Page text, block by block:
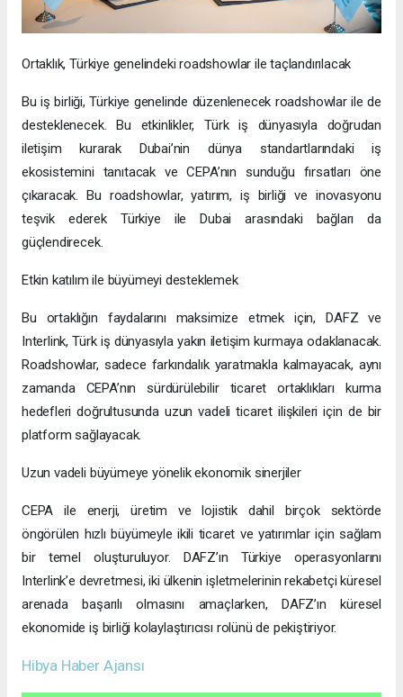
Ortaklık, Türkiye genelindeki roadshowlar ile taçlandırılacak
Bu iş birliği, Türkiye genelinde düzenlenecek roadshowlar ile de
desteklenecek. Bu etkinlikler, Türk iş dünyasıyla doğrudan
iletişim kurarak Dubai’nin dünya standartlarındaki iş
ekosistemini tanıtacak ve CEPA’nın sunduğu fırsatları öne
çıkaracak. Bu roadshowlar, yatırım, iş birliği ve inovasyonu
teşvik ederek Türkiye ile Dubai arasındaki bağları da
güçlendirecek.
Etkin katılım ile büyümeyi desteklemek
Bu ortaklığın faydalarını maksimize etmek için, DAFZ ve
Interlink, Türk iş dünyasıyla yakın iletişim kurmaya odaklanacak.
Roadshowlar, sadece farkındalık yaratmakla kalmayacak, aynı
zamanda CEPA’nın sürdürülebilir ticaret ortaklıkları kurma
hedefleri doğrultusunda uzun vadeli ticaret ilişkileri için de bir
platform sağlayacak.
Uzun vadeli büyümeye yönelik ekonomik sinerjiler
CEPA ile enerji, üretim ve lojistik dahil birçok sektörde
öngörülen hızlı büyümeyle ikili ticaret ve yatırımlar için sağlam
bir temel oluşturuluyor. DAFZ’ın Türkiye operasyonlarını
Interlink’e devretmesi, iki ülkenin işletmelerinin rekabetçi küresel
arenada başarılı olmasını amaçlarken, DAFZ’ın küresel
ekonomide iş birliği kolaylaştırıcısı rolünü de pekiştiriyor.
Hibya Haber Ajansı